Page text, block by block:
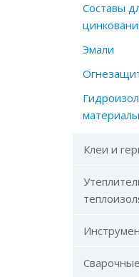
Составы
Эмали
материалы
Клеи и